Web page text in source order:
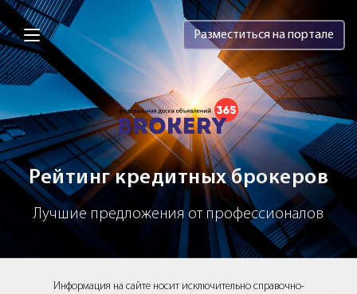
Brokery365 - Рейтинг кредитных
Разместиться на портале
Рейтинг кредитных брокеров
Лучшие предложения от профессионалов
Информация на сайте носит исключительно справочно-